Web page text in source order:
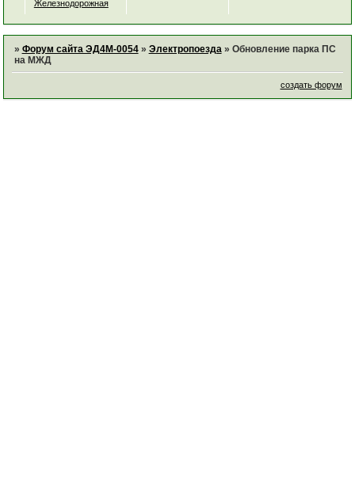
Железнодорожная
» Форум сайта ЭД4М-0054 » Электропоезда » Обновление парка ПС
на МЖД
создать форум